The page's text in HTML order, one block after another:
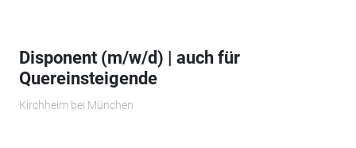
Disponent (m/w/d) | auch für
Quereinsteigende
Kirchheim bei München